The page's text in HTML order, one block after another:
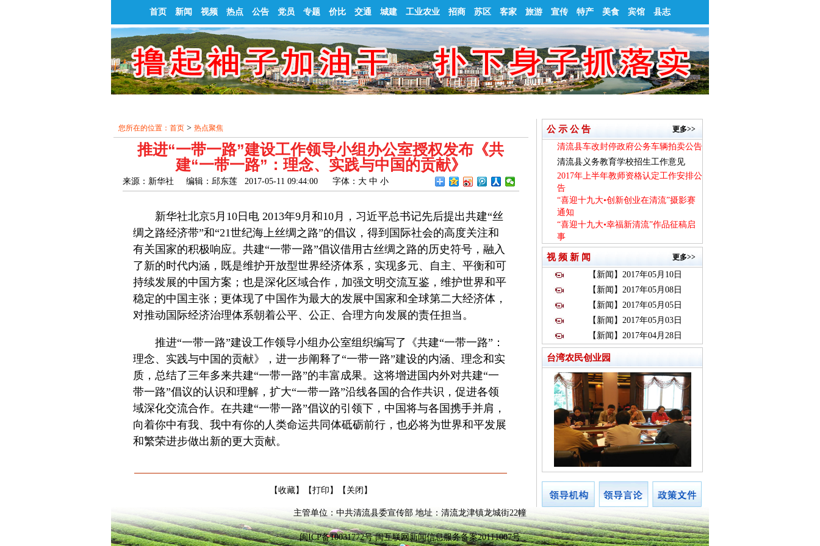
首页 新闻 视频 热点 公告 党员 专题 价比 交通 城建 工业农业 招商 苏区 客家 旅游 宣传 特产 美食 宾馆 县志
您所在的位置： 首页> 热点聚焦
推进“一带一路”建设工作领导小组办公室授权发布《共
建“一带一路”：理念、实践与中国的贡献》
来源：新华社 编辑：邱东莲 2017-05-11 09:44:00 字体： 大 中 小
新华社北京5月10日电 2013年9月和10月，习近平总书记先后提出共建“丝
绸之路经济带”和“21世纪海上丝绸之路”的倡议，得到国际社会的高度关注和
有关国家的积极响应。共建“一带一路”倡议借用古丝绸之路的历史符号，融入
了新的时代内涵，既是维护开放型世界经济体系，实现多元、自主、平衡和可
持续发展的中国方案；也是深化区域合作，加强文明交流互鉴，维护世界和平
稳定的中国主张；更体现了中国作为最大的发展中国家和全球第二大经济体，
对推动国际经济治理体系朝着公平、公正、合理方向发展的责任担当。
推进“一带一路”建设工作领导小组办公室组织编写了《共建“一带一路”：
理念、实践与中国的贡献》，进一步阐释了“一带一路”建设的内涵、理念和实
质，总结了三年多来共建“一带一路”的丰富成果。这将增进国内外对共建“一
带一路”倡议的认识和理解，扩大“一带一路”沿线各国的合作共识，促进各领
域深化交流合作。在共建“一带一路”倡议的引领下，中国将与各国携手并肩，
向着你中有我、我中有你的人类命运共同体砥砺前行，也必将为世界和平发展
和繁荣进步做出新的更大贡献。
【收藏】【打印 】【 关闭 】
公 示 公 告 更多>>
清流县车改封停政府公务车辆拍卖公告
清流县义务教育学校招生工作意见
2017年上半年教师资格认定工作安排公
告
“喜迎十九大•创新创业在清流”摄影赛
通知
“喜迎十九大•幸福新清流”作品征稿启
事
视 频 新 闻 更多>>
【新闻】2017年05月10日
【新闻】2017年05月08日
【新闻】2017年05月05日
【新闻】2017年05月03日
【新闻】2017年04月28日
台湾农民创业园
主管单位：中共清流县委宣传部 地址：清流龙津镇龙城街22幢
闽ICP备10031772号 闽互联网新闻信息服务备案20111007号